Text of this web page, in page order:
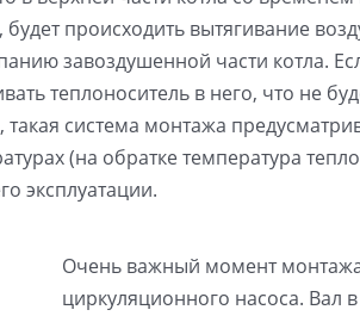
происходить вытягивание
завоздушенной части котла.
теплоноситель в него, что не
система монтажа
(на обратке температура
эксплуатации.
Очень важный момент
циркуляционного насоса. Вал